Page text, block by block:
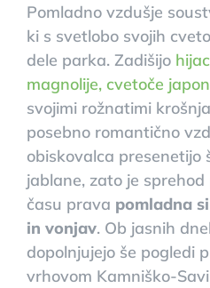
Pomladno vzdušje
ki s svetlobo svojih
dele parka. Zadišijo
magnolije, cvetoče
svojimi rožnatimi
posebno romantično
obiskovalca presenetijo
jablane, zato je
času prava pomladna
in vonjav. Ob jasnih
dopolnjujejo še pogledi
vrhovom Kamniško-